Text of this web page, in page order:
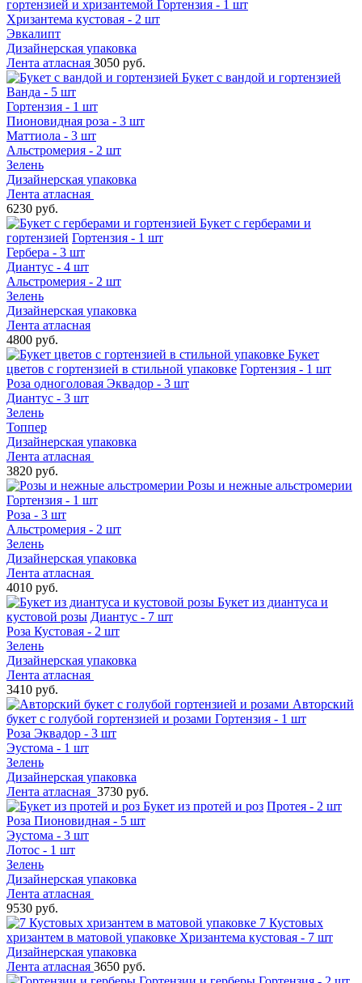
гортензией и хризантемой Гортензия - 1 шт
Хризантема кустовая - 2 шт
Эвкалипт
Дизайнерская упаковка
Лента атласная 3050 руб.
Букет с вандой и гортензией
Ванда - 5 шт
Гортензия - 1 шт
Пионовидная роза - 3 шт
Маттиола - 3 шт
Альстромерия - 2 шт
Зелень
Дизайнерская упаковка
Лента атласная
6230 руб.
Букет с герберами и
гортензией Гортензия - 1 шт
Гербера - 3 шт
Диантус - 4 шт
Альстромерия - 2 шт
Зелень
Дизайнерская упаковка
Лента атласная
4800 руб.
Букет
цветов с гортензией в стильной упаковке Гортензия - 1 шт
Роза одноголовая Эквадор - 3 шт
Диантус - 3 шт
Зелень
Топпер
Дизайнерская упаковка
Лента атласная
3820 руб.
Розы и нежные альстромерии
Гортензия - 1 шт
Роза - 3 шт
Альстромерия - 2 шт
Зелень
Дизайнерская упаковка
Лента атласная
4010 руб.
Букет из диантуса и
кустовой розы Диантус - 7 шт
Роза Кустовая - 2 шт
Зелень
Дизайнерская упаковка
Лента атласная
3410 руб.
Авторский
букет с голубой гортензией и розами Гортензия - 1 шт
Роза Эквадор - 3 шт
Эустома - 1 шт
Зелень
Дизайнерская упаковка
Лента атласная 3730 руб.
Букет из протей и роз Протея - 2 шт
Роза Пионовидная - 5 шт
Эустома - 3 шт
Лотос - 1 шт
Зелень
Дизайнерская упаковка
Лента атласная
9530 руб.
7 Кустовых
хризантем в матовой упаковке Хризантема кустовая - 7 шт
Дизайнерская упаковка
Лента атласная 3650 руб.